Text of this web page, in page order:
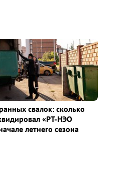
свалок: сколько
«РТ-НЭО
летнего сезона